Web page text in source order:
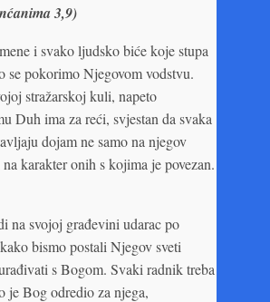
3,9)
i svako ljudsko biće koje stupa
se pokorimo Njegovom vodstvu.
stražarskoj kuli, napeto
Duh ima za reći, svjestan da svaka
dojam ne samo na njegov
karakter onih s kojima je povezan.
na svojoj građevini udarac po
bismo postali Njegov sveti
s Bogom. Svaki radnik treba
je Bog odredio za njega,